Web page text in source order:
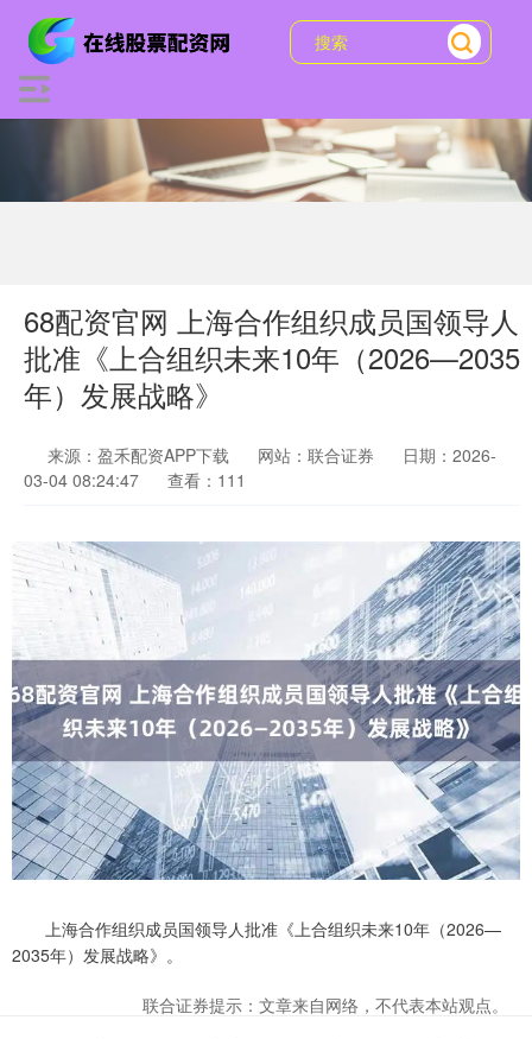
68配资官网 上海合作组织成员国领导人
批准《上合组织未来10年（2026—2035
年）发展战略》
来源：盈禾配资APP下载 网站：联合证券
日期：2026-
03-04 08:24:47
查看：111
上海合作组织成员国领导人批准《上合组织未来10年（2026—
2035年）发展战略》。
联合证券提示：文章来自网络，不代表本站观点。